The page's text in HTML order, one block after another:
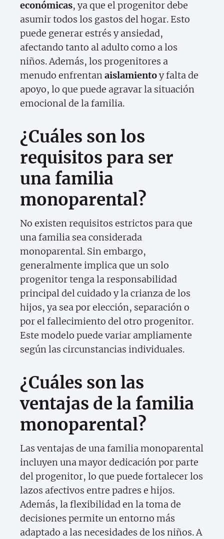
económicas, ya que el progenitor debe
asumir todos los gastos del hogar. Esto
puede generar estrés y ansiedad,
afectando tanto al adulto como a los
niños. Además, los progenitores a
menudo enfrentanaislamientoy falta de
apoyo, lo que puede agravar la situación
emocional de la familia.
¿Cuáles son los
requisitos para ser
una familia
monoparental?
No existen requisitos estrictos para que
una familia sea considerada
monoparental. Sin embargo,
generalmente implica que un solo
progenitor tenga la responsabilidad
principal del cuidado y la crianza de los
hijos, ya sea por elección, separación o
por el fallecimiento del otro progenitor.
Este modelo puede variar ampliamente
según las circunstancias individuales.
¿Cuáles son las
ventajas de la familia
monoparental?
Las ventajas de una familia monoparental
incluyen una mayor dedicación por parte
del progenitor, lo que puede fortalecer los
lazos afectivos entre padres e hijos.
Además, la flexibilidad en la toma de
decisiones permite un entorno más
adaptado a las necesidades de los niños. A